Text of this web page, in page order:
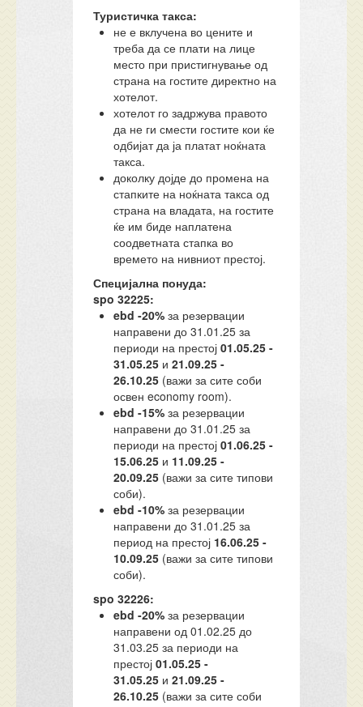
Туристичка такса:
не е вклучена во цените и
треба да се плати на лице
место при пристигнување од
страна на гостите директно на
хотелот.
хотелот го задржува правото
да не ги смести гостите кои ќе
одбијат да ја платат ноќната
такса.
доколку дојде до промена на
стапките на ноќната такса од
страна на владата, на гостите
ќе им биде наплатена
соодветната стапка во
времето на нивниот престој.
Специјална понуда:
spo 32225:
ebd -20% за резервации
направени до 31.01.25 за
периоди на престој01.05.25 -
31.05.25 и21.09.25 -
26.10.25 (важи за сите соби
освен economy room).
ebd -15% за резервации
направени до 31.01.25 за
периоди на престој01.06.25 -
15.06.25 и 11.09.25 -
20.09.25 (важи за сите типови
соби).
ebd -10% за резервации
направени до 31.01.25 за
период на престој 16.06.25 -
10.09.25 (важи за сите типови
соби).
spo 32226:
ebd -20% за резервации
направени од 01.02.25 до
31.03.25 за периоди на
престој01.05.25 -
31.05.25 и21.09.25 -
26.10.25 (важи за сите соби